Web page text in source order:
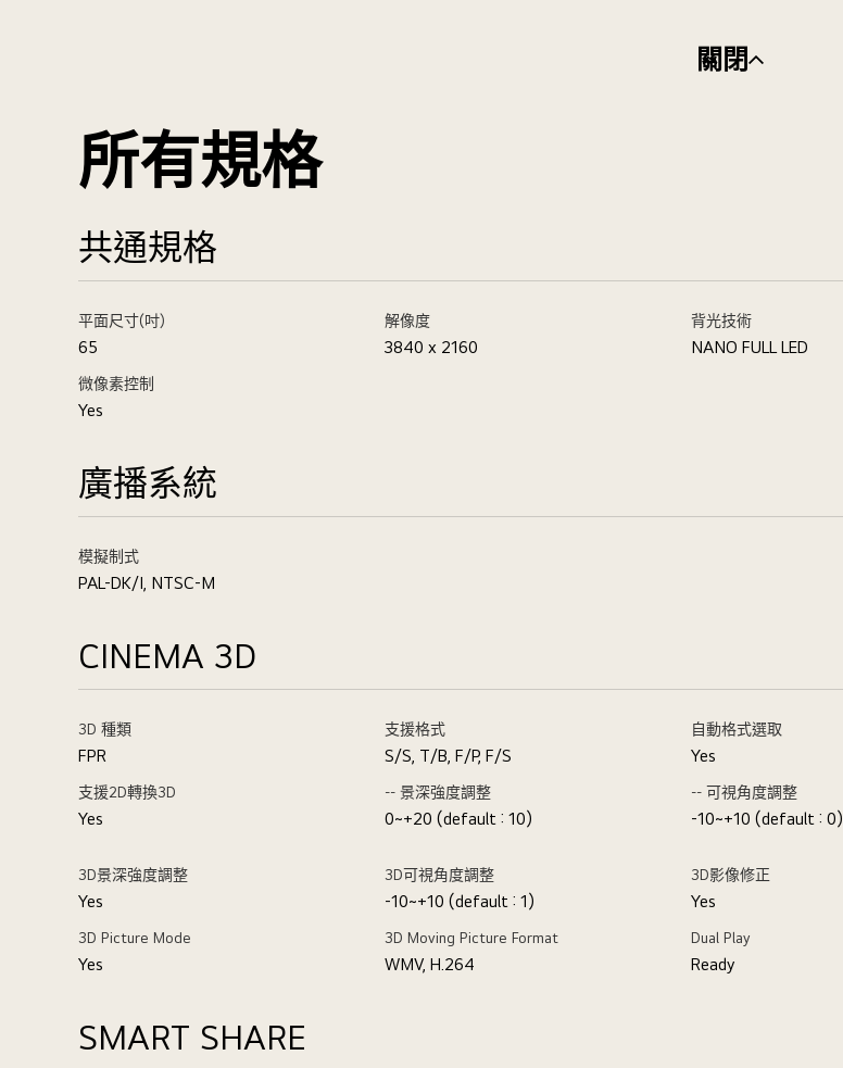
關閉
所有規格
共通規格
平面尺寸(吋)
65
解像度
3840 x 2160
背光技術
NANO FULL LED
微像素控制
Yes
廣播系統
模擬制式
PAL-DK/I, NTSC-M
CINEMA 3D
3D 種類
FPR
支援格式
S/S, T/B, F/P, F/S
自動格式選取
Yes
支援2D轉換3D
Yes
-- 景深強度調整
0~+20 (default : 10)
-- 可視角度調整
-10~+10 (default : 0)
3D景深強度調整
Yes
3D可視角度調整
-10~+10 (default : 1)
3D影像修正
Yes
3D Picture Mode
Yes
3D Moving Picture Format
WMV, H.264
Dual Play
Ready
SMART SHARE